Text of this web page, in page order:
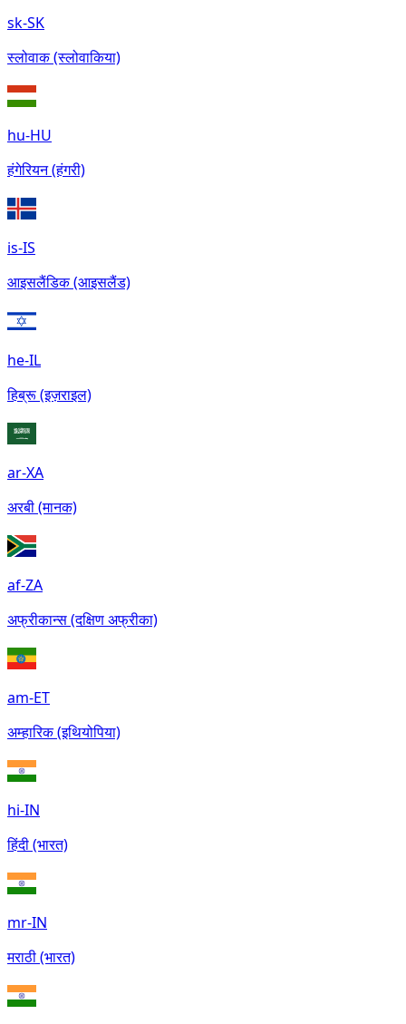
sk-SK
स्लोवाक (स्लोवाकिया)
hu-HU
हंगेरियन (हंगरी)
is-IS
आइसलैंडिक (आइसलैंड)
he-IL
हिब्रू (इज़राइल)
ar-XA
अरबी (मानक)
af-ZA
अफ्रीकान्स (दक्षिण अफ्रीका)
am-ET
अम्हारिक (इथियोपिया)
hi-IN
हिंदी (भारत)
mr-IN
मराठी (भारत)